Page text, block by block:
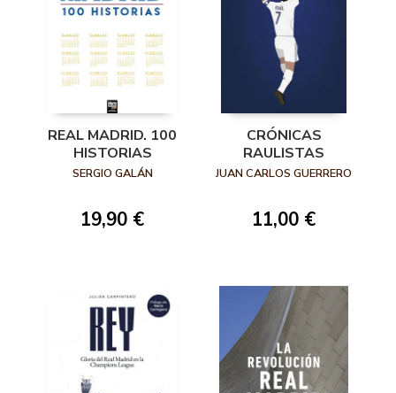
REAL MADRID. 100
HISTORIAS
SERGIO GALÁN
19,90 €
CRÓNICAS
RAULISTAS
JUAN CARLOS GUERRERO
11,00 €